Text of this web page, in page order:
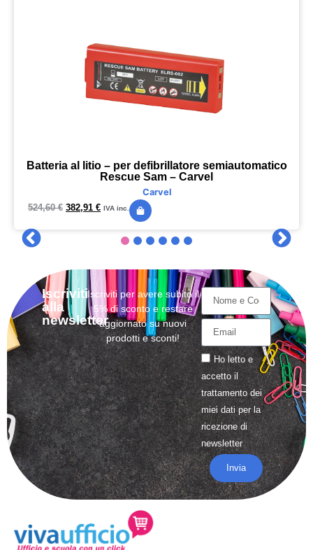
Batteria al litio – per defibrillatore semiautomatico
Rescue Sam – Carvel
Carvel
524,60€ 382,91 € IVA inc.
Iscriviti
alla
newsletter
Iscriviti per avere subito il
5% di sconto e restare
aggiornato su nuovi
prodotti e sconti!
Ho letto e
accetto il
trattamentodei
miei dati per la
ricezione di
newsletter
Invia